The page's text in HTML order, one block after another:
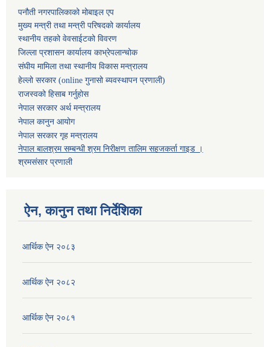
पनौती नगरपालिकाको मोबाइल एप
मुख्य मन्त्री तथा मन्त्री परिषदको कार्यालय
स्थानीय तहको वेवसाईटको विवरण
जिल्ला प्रशासन कार्यालय काभ्रेपलान्चोक
संघीय मामिला तथा स्थानीय विकास मन्त्रालय
हेल्लो सरकार (online गुनासो ब्यवस्थापन प्रणाली)
राजस्वको हिसाब गर्नुहोस
नेपाल सरकार अर्थ मन्त्रालय
नेपाल कानुन आयोग
नेपाल सरकार गृह मन्त्रालय
नेपाल बालश्रम सम्बन्धी श्रम निरीक्षण तालिम सहजकर्ता गाइड ।
श्रमसंसार प्रणाली
ऐन, कानुन तथा निर्देशिका
आर्थिक ऐन २०८३
आर्थिक ऐन २०८२
आर्थिक ऐन २०८१